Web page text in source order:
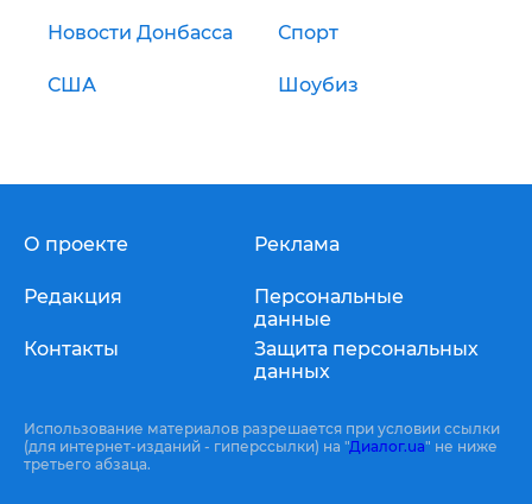
Новости Донбасса Спорт
США Шоубиз
О проекте
Редакция
Контакты
Реклама
Персональные
данные
Защита персональных
данных
Использование материалов разрешается при условии ссылки
(для интернет-изданий - гиперссылки) на "Диалог.ua" не ниже
третьего абзаца.